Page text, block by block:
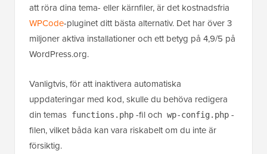
att röra dina tema- eller kärnfiler, är det kostnadsfria
WPCode-pluginet ditt bästa alternativ. Det har över 3
miljoner aktiva installationer och ett betyg på 4,9/5 på
WordPress.org.
Vanligtvis, för att inaktivera automatiska
uppdateringar med kod, skulle du behöva redigera
din temas functions.php -fil och wp-config.php -
filen, vilket båda kan vara riskabelt om du inte är
försiktig.